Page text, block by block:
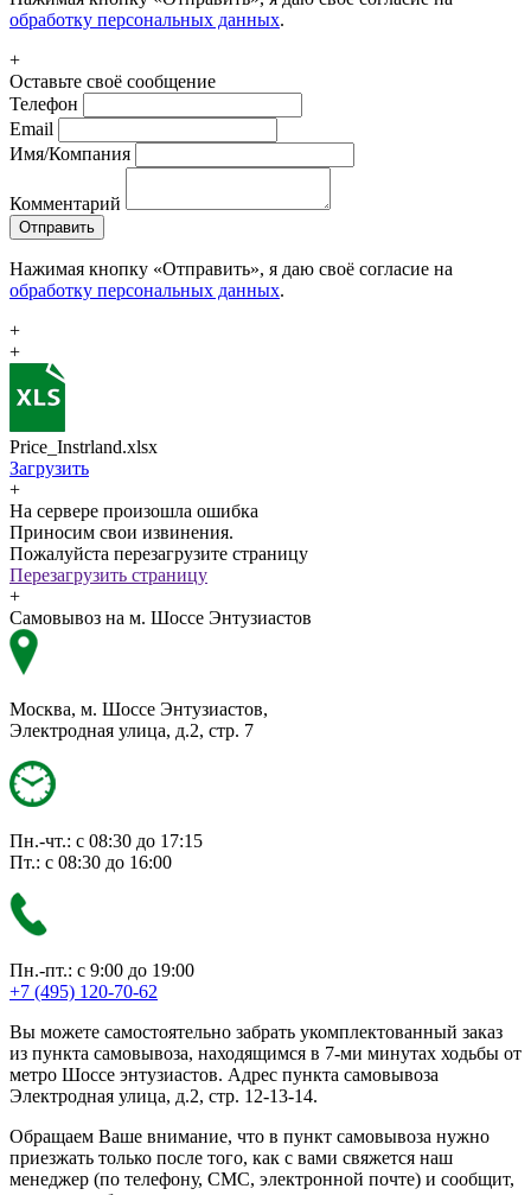
обработку персональных данных.
+
Оставьте своё сообщение
Телефон
Email
Имя/Компания
Комментарий
Отправить
Нажимая кнопку «Отправить», я даю своё согласие на
обработку персональных данных.
+
+
Price_Instrland.xlsx
Загрузить
+
На сервере произошла ошибка
Приносим свои извинения.
Пожалуйста перезагрузите страницу
Перезагрузить страницу
+
Самовывоз на м. Шоссе Энтузиастов
Москва, м. Шоссе Энтузиастов,
Электродная улица, д.2, стр. 7
Пн.-чт.: с 08:30 до 17:15
Пт.: с 08:30 до 16:00
Пн.-пт.: с 9:00 до 19:00
+7 (495) 120-70-62
Вы можете самостоятельно забрать укомплектованный заказ
из пункта самовывоза, находящимся в 7-ми минутах ходьбы от
метро Шоссе энтузиастов. Адрес пункта самовывоза
Электродная улица, д.2, стр. 12-13-14.
Обращаем Ваше внимание, что в пункт самовывоза нужно
приезжать только после того, как с вами свяжется наш
менеджер (по телефону, СМС, электронной почте) и сообщит,